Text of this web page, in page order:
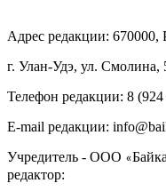
Адрес редакции: 670000,
г. Улан-Удэ, ул.
Телефон редакции: ‎‎8
E-mail редакции:
Учредитель - ООО «
редактор: